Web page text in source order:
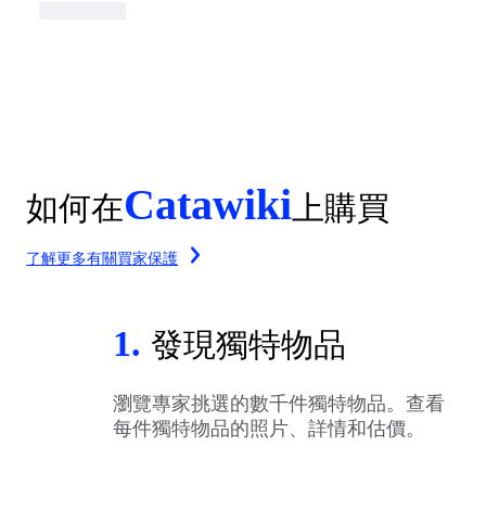
如何在Catawiki 上購買
了解更多有關買家保護
1. 發現獨特物品
瀏覽專家挑選的數千件獨特物品。查看
每件獨特物品的照片、詳情和估價。